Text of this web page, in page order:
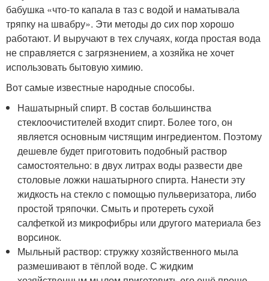
бабушка «что-то капала в таз с водой и наматывала
тряпку на швабру». Эти методы до сих пор хорошо
работают. И выручают в тех случаях, когда простая вода
не справляется с загрязнением, а хозяйка не хочет
использовать бытовую химию.
Вот самые известные народные способы.
Нашатырный спирт. В состав большинства
стеклоочистителей входит спирт. Более того, он
является основным чистящим ингредиентом. Поэтому
дешевле будет приготовить подобный раствор
самостоятельно: в двух литрах воды развести две
столовые ложки нашатырного спирта. Нанести эту
жидкость на стекло с помощью пульверизатора, либо
простой тряпочки. Смыть и протереть сухой
салфеткой из микрофибры или другого материала без
ворсинок.
Мыльный раствор: стружку хозяйственного мыла
размешивают в тёплой воде. С жидким